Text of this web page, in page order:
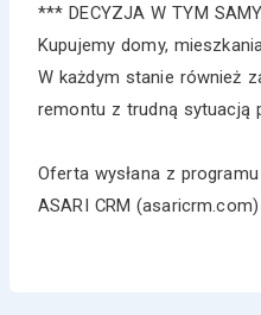
*** DECYZJA W TYM
Kupujemy domy,
W każdym stanie również
remontu z trudną sytuacją
Oferta wysłana z
ASARI CRM (asaricrm.com)